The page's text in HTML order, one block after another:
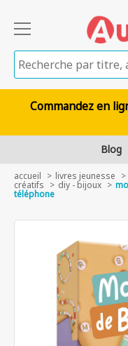
Commandez en
Blog
accueil livres jeunesse
créatifs diy - bijoux
téléphone